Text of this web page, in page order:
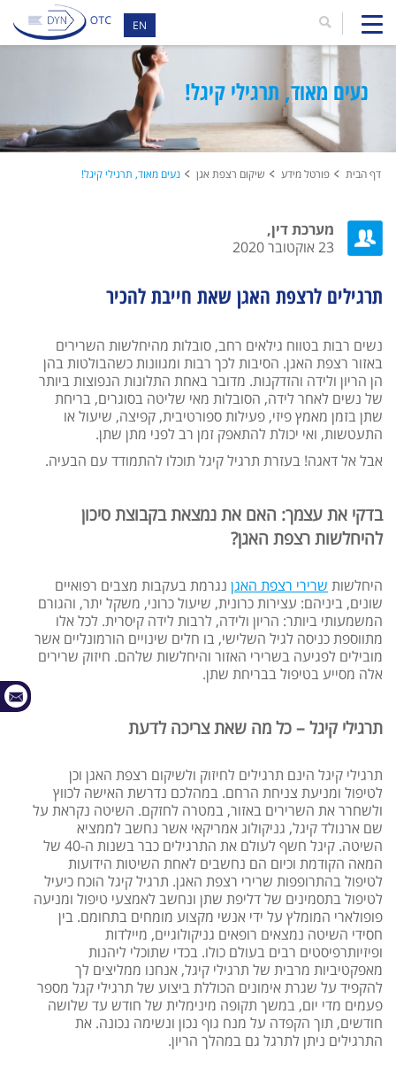
EN
נעים מאוד, תרגילי קיגל!
דף הבית פורטל מידע שיקום רצפת אגן נעים מאוד, תרגילי קיגל!
מערכת דין,
23 אוקטובר 2020
תרגילים לרצפת האגן שאת חייבת להכיר
נשים רבות בטווח גילאים רחב, סובלות מהיחלשות השרירים
באזור רצפת האגן. הסיבות לכך רבות ומגוונות כשהבולטות בהן
הן הריון ולידה והזדקנות. מדובר באחת התלונות הנפוצות ביותר
של נשים לאחר לידה, הסובלות מאי שליטה בסוגרים, בריחת
שתן בזמן מאמץ פיזי, פעילות ספורטיבית, קפיצה, שיעול או
התעטשות, ואי יכולת להתאפק זמן רב לפני מתן שתן.
אבל אל דאגה! בעזרת תרגיל קיגל תוכלו להתמודד עם הבעיה.
בדקי את עצמך: האם את נמצאת בקבוצת סיכון
להיחלשות רצפת האגן?
היחלשות שרירי רצפת האגן נגרמת בעקבות מצבים רפואיים
שונים, ביניהם: עצירות כרונית, שיעול כרוני, משקל יתר, והגורם
המשמעותי ביותר: הריון ולידה, לרבות לידה קיסרית. לכל אלו
מתווספת כניסה לגיל השלישי, בו חלים שינויים הורמונליים אשר
מובילים לפגיעה בשרירי האזור והיחלשות שלהם. חיזוק שרירים
אלה מסייע בטיפול בבריחת שתן.
תרגילי קיגל – כל מה שאת צריכה לדעת
תרגילי קיגל הינם תרגילים לחיזוק ולשיקום רצפת האגן וכן
לטיפול ומניעת צניחת הרחם. במהלכם נדרשת האישה לכווץ
ולשחרר את השרירים באזור, במטרה לחזקם. השיטה נקראת על
שם ארנולד קיגל, גניקולוג אמריקאי אשר נחשב לממציא
השיטה. קיגל חשף לעולם את התרגילים כבר בשנות ה-40 של
המאה הקודמת וכיום הם נחשבים לאחת השיטות הידועות
לטיפול בהתרופפות שרירי רצפת האגן. תרגיל קיגל הוכח כיעיל
לטיפול בתסמינים של דליפת שתן ונחשב לאמצעי טיפול ומניעה
פופולארי המומלץ על ידי אנשי מקצוע מומחים בתחומם. בין
חסידי השיטה נמצאים רופאים גניקולוגיים, מיילדות
ופיזיותרפיסטים רבים בעולם כולו. בכדי שתוכלי ליהנות
מאפקטיביות מרבית של תרגילי קיגל, אנחנו ממליצים לך
להקפיד על שגרת אימונים הכוללת ביצוע של תרגילי קגל מספר
פעמים מדי יום, במשך תקופה מינימלית של חודש עד שלושה
חודשים, תוך הקפדה על מנח גוף נכון ונשימה נכונה. את
התרגילים ניתן לתרגל גם במהלך הריון.